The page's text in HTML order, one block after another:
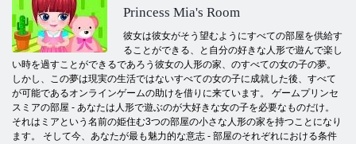
Princess Mia's Room
彼女は彼女がそう望むようにすべての部屋を供給す
ることができる、と自分の好きな人形で遊んで楽し
い時を過すことができるであろう彼女の人形の家、のすべての女の子の夢。
しかし、この夢は現実の生活ではないすべての女の子に成就した後、すべて
が可能であるオンラインゲームの助けを借りに来ています。 ゲームプリンセ
スミアの部屋 - あなたは人形で遊ぶのが大好きな女の子を必要なものだけ。
それはミアという名前の姫住む3つの部屋の小さな人形の家を持つことになり
ます。 そして今、あなたが最も魅力的な意志 - 部屋のそれぞれにおける条件